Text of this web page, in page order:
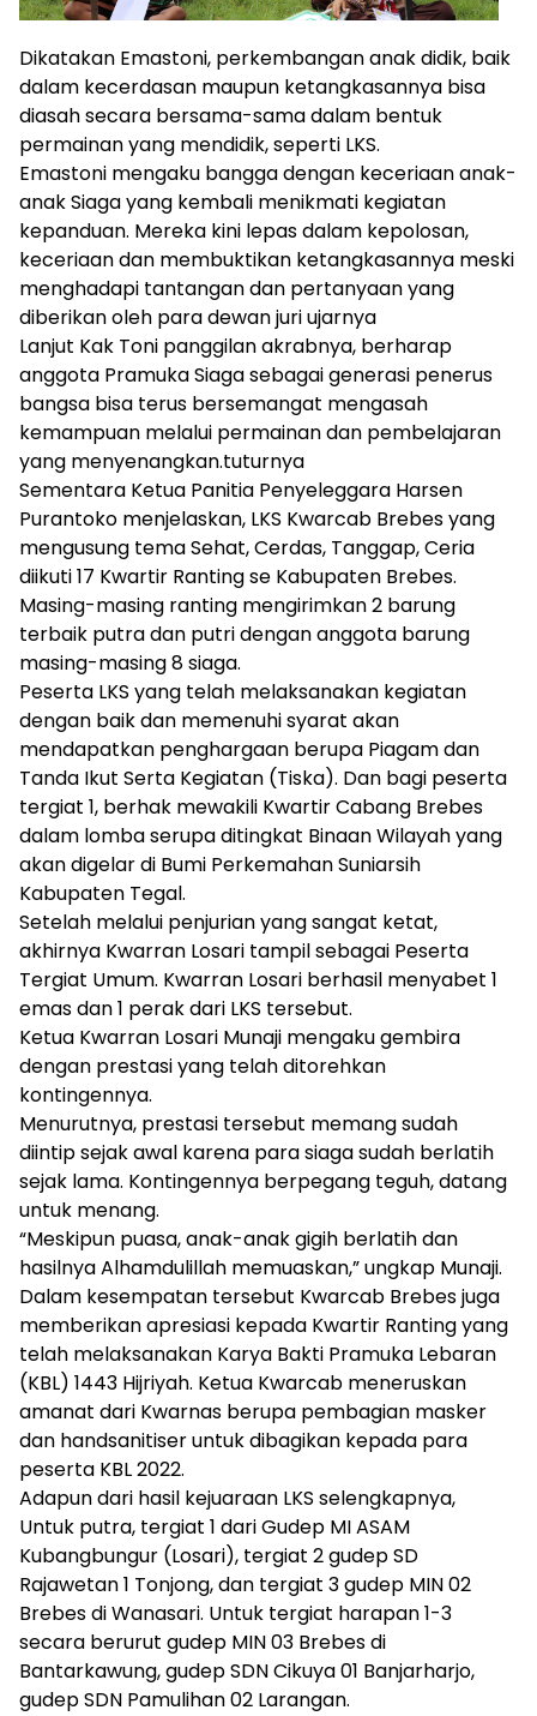
Dikatakan Emastoni, perkembangan anak didik, baik
dalam kecerdasan maupun ketangkasannya bisa
diasah secara bersama-sama dalam bentuk
permainan yang mendidik, seperti LKS.
Emastoni mengaku bangga dengan keceriaan anak-
anak Siaga yang kembali menikmati kegiatan
kepanduan. Mereka kini lepas dalam kepolosan,
keceriaan dan membuktikan ketangkasannya meski
menghadapi tantangan dan pertanyaan yang
diberikan oleh para dewan juri ujarnya
Lanjut Kak Toni panggilan akrabnya, berharap
anggota Pramuka Siaga sebagai generasi penerus
bangsa bisa terus bersemangat mengasah
kemampuan melalui permainan dan pembelajaran
yang menyenangkan.tuturnya
Sementara Ketua Panitia Penyeleggara Harsen
Purantoko menjelaskan, LKS Kwarcab Brebes yang
mengusung tema Sehat, Cerdas, Tanggap, Ceria
diikuti 17 Kwartir Ranting se Kabupaten Brebes.
Masing-masing ranting mengirimkan 2 barung
terbaik putra dan putri dengan anggota barung
masing-masing 8 siaga.
Peserta LKS yang telah melaksanakan kegiatan
dengan baik dan memenuhi syarat akan
mendapatkan penghargaan berupa Piagam dan
Tanda Ikut Serta Kegiatan (Tiska). Dan bagi peserta
tergiat 1, berhak mewakili Kwartir Cabang Brebes
dalam lomba serupa ditingkat Binaan Wilayah yang
akan digelar di Bumi Perkemahan Suniarsih
Kabupaten Tegal.
Setelah melalui penjurian yang sangat ketat,
akhirnya Kwarran Losari tampil sebagai Peserta
Tergiat Umum. Kwarran Losari berhasil menyabet 1
emas dan 1 perak dari LKS tersebut.
Ketua Kwarran Losari Munaji mengaku gembira
dengan prestasi yang telah ditorehkan
kontingennya.
Menurutnya, prestasi tersebut memang sudah
diintip sejak awal karena para siaga sudah berlatih
sejak lama. Kontingennya berpegang teguh, datang
untuk menang.
“Meskipun puasa, anak-anak gigih berlatih dan
hasilnya Alhamdulillah memuaskan,” ungkap Munaji.
Dalam kesempatan tersebut Kwarcab Brebes juga
memberikan apresiasi kepada Kwartir Ranting yang
telah melaksanakan Karya Bakti Pramuka Lebaran
(KBL) 1443 Hijriyah. Ketua Kwarcab meneruskan
amanat dari Kwarnas berupa pembagian masker
dan handsanitiser untuk dibagikan kepada para
peserta KBL 2022.
Adapun dari hasil kejuaraan LKS selengkapnya,
Untuk putra, tergiat 1 dari Gudep MI ASAM
Kubangbungur (Losari), tergiat 2 gudep SD
Rajawetan 1 Tonjong, dan tergiat 3 gudep MIN 02
Brebes di Wanasari. Untuk tergiat harapan 1-3
secara berurut gudep MIN 03 Brebes di
Bantarkawung, gudep SDN Cikuya 01 Banjarharjo,
gudep SDN Pamulihan 02 Larangan.